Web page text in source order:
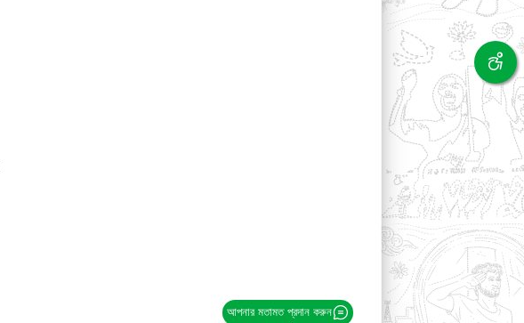
আপনার মতামত প্রদান করুন